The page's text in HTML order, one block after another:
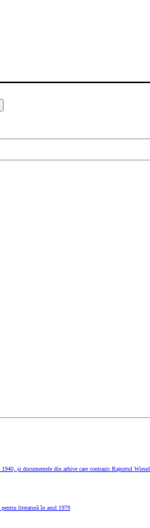
și documentele din arhive care contrazic Raportul Wiesel
literatură în anul 1979